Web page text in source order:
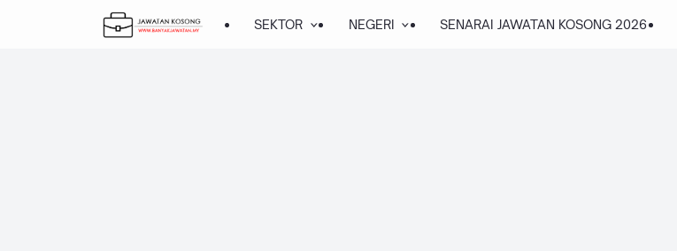
SEKTOR NEGERI SENARAI JAWATAN KOSONG 2026